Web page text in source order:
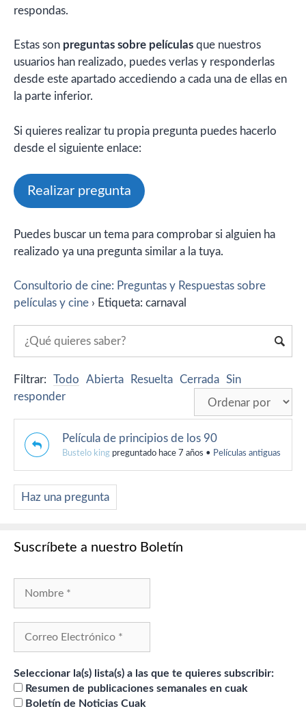
respondas.
Estas son preguntas sobre películas que nuestros
usuarios han realizado, puedes verlas y responderlas
desde este apartado accediendo a cada una de ellas en
la parte inferior.
Si quieres realizar tu propia pregunta puedes hacerlo
desde el siguiente enlace:
Realizar pregunta
Puedes buscar un tema para comprobar si alguien ha
realizado ya una pregunta similar a la tuya.
Consultorio de cine: Preguntas y Respuestas sobre
películas y cine › Etiqueta: carnaval
Filtrar: Todo Abierta Resuelta Cerrada Sin
responder
Película de principios de los 90
Bustelo king preguntado hace 7 años • Películas antiguas
Haz una pregunta
Suscríbete a nuestro Boletín
Seleccionar la(s) lista(s) a las que te quieres subscribir:
Resumen de publicaciones semanales en cuak
Boletín de Noticias Cuak